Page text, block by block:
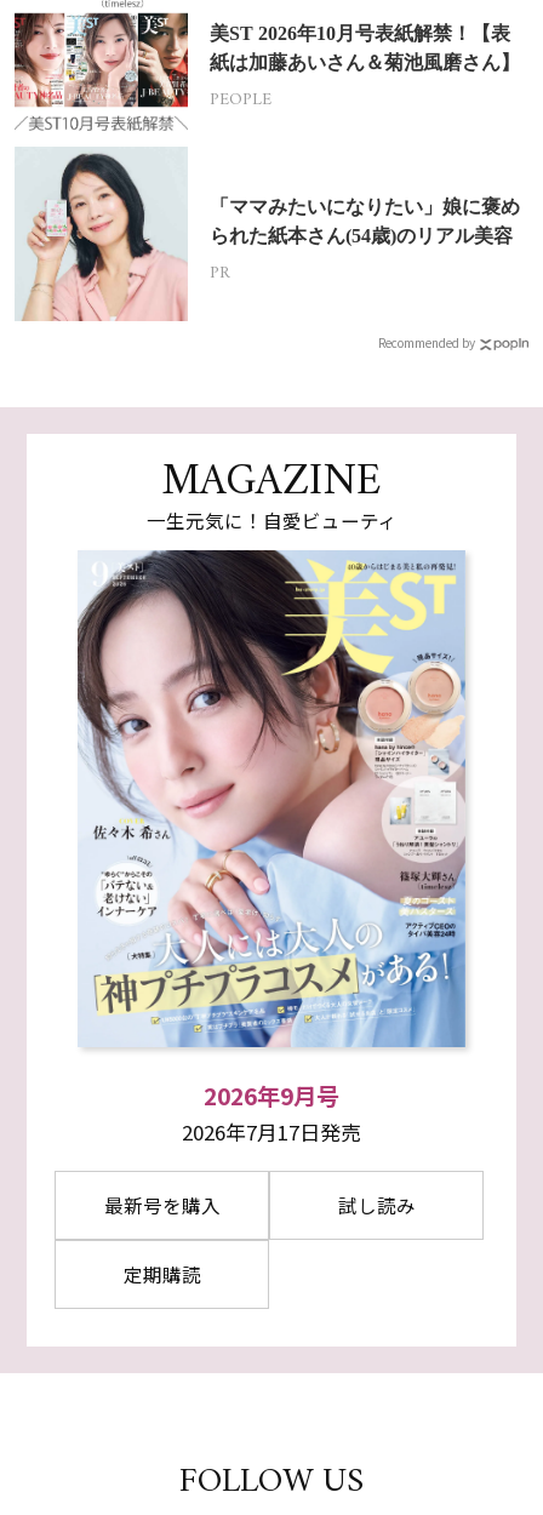
美ST 2026年10月号表紙解禁！【表
紙は加藤あいさん＆菊池風磨さん】
PEOPLE
「ママみたいになりたい」娘に褒め
られた紙本さん(54歳)のリアル美容
PR
Recommended by
MAGAZINE
一生元気に！自愛ビューティ
2026年9月号
2026年7月17日発売
最新号を購入 試し読み
定期購読
FOLLOW US